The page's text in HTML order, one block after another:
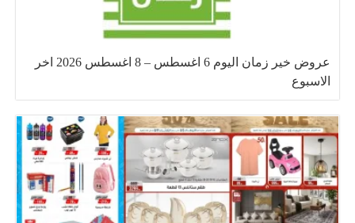
عروض خير زمان اليوم 6 اغسطس – 8 اغسطس 2026 اخر
الاسبوع